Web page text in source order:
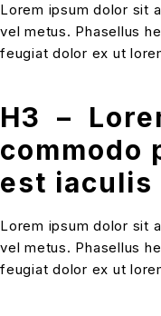
Lorem ipsum dolor sit
vel metus. Phasellus
feugiat dolor ex ut
H3 –
commodo
est iaculis
Lorem ipsum dolor sit
vel metus. Phasellus
feugiat dolor ex ut